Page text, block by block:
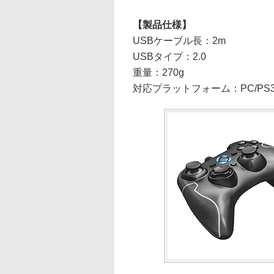
【製品仕様】
USBケーブル長：2m
USBタイプ：2.0
重量：270g
対応プラットフォーム：PC/